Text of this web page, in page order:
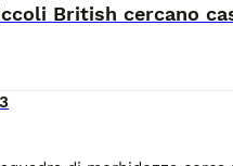
British cercano
3